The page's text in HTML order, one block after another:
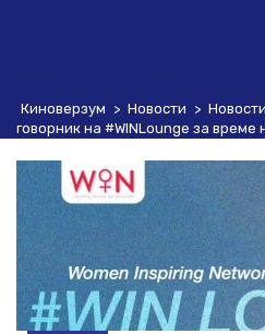
Киноверзум > Новости > Новости
говорник на #WINLounge за време